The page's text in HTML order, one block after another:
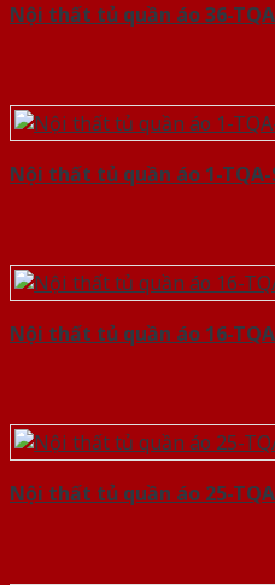
Nội thất tủ quần áo 36-
Nội thất tủ quần áo 1-TQA-
Nội thất tủ quần áo 16-
Nội thất tủ quần áo 25-